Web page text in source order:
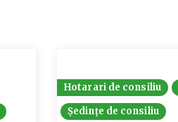
Hotarari de consiliu
Ședințe de consiliu